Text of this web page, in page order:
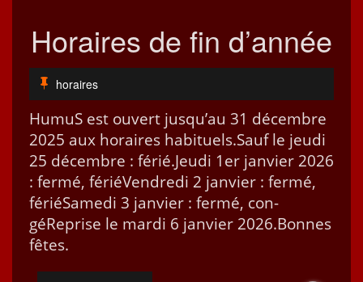
Horaires de fin d’année
horaires
HumuS est ouvert jusqu’au 31 décem­bre
2025 aux horaires habituels.Sauf le jeu­di
25 décem­bre : férié.Jeu­di 1er jan­vi­er 2026
: fer­mé, fériéVen­dre­di 2 jan­vi­er : fer­mé,
fériéSame­di 3 jan­vi­er : fer­mé, con­
géReprise le mar­di 6 jan­vi­er 2026.Bonnes
fêtes.